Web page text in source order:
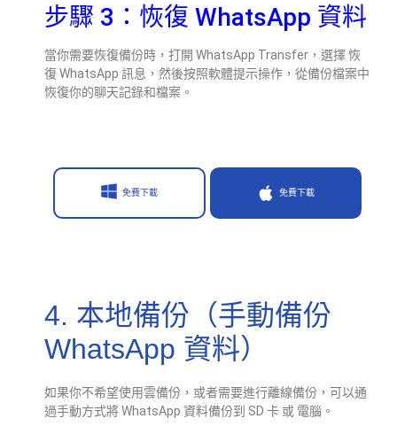
步驟 3：恢復 WhatsApp 資料
當你需要恢復備份時，打開 WhatsApp Transfer，選擇 恢
復 WhatsApp 訊息，然後按照軟體提示操作，從備份檔案中
恢復你的聊天記錄和檔案。
免費下載 免費下載
4. 本地備份（手動備份
WhatsApp 資料）
如果你不希望使用雲備份，或者需要進行離線備份，可以通
過手動方式將 WhatsApp 資料備份到 SD 卡 或 電腦。